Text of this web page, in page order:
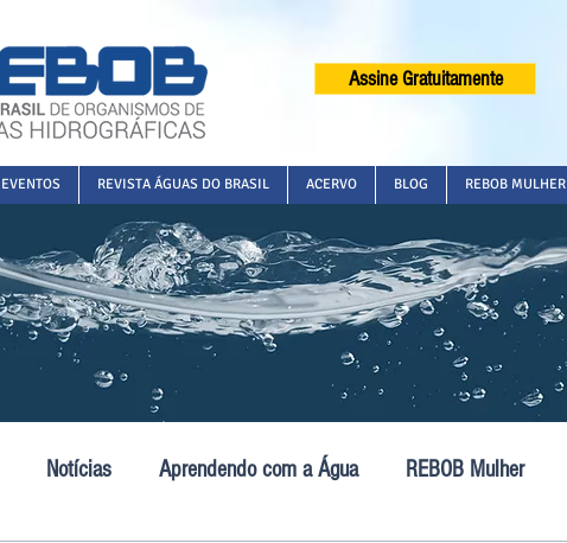
Assine Gratuitamente
EVENTOS REVISTA ÁGUAS DO BRASIL ACERVO BLOG REBOB MULHER
Notícias Aprendendo com a Água REBOB Mulher